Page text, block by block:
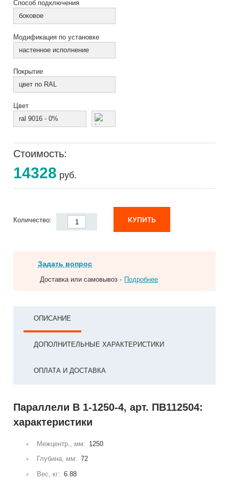
Способ подключения
боковое
Модификация по установке
настенное исполнение
Покрытие
цвет по RAL
Цвет
ral 9016 - 0%
Стоимость:
14328 руб.
Количество: КУПИТЬ
Задать вопрос
Доставка или самовывоз - Подробнее
ОПИСАНИЕ
ДОПОЛНИТЕЛЬНЫЕ ХАРАКТЕРИСТИКИ
ОПЛАТА И ДОСТАВКА
Параллели В 1-1250-4, арт. ПВ112504:
характеристики
Межцентр., мм: 1250
Глубина, мм: 72
Вес, кг: 6.88